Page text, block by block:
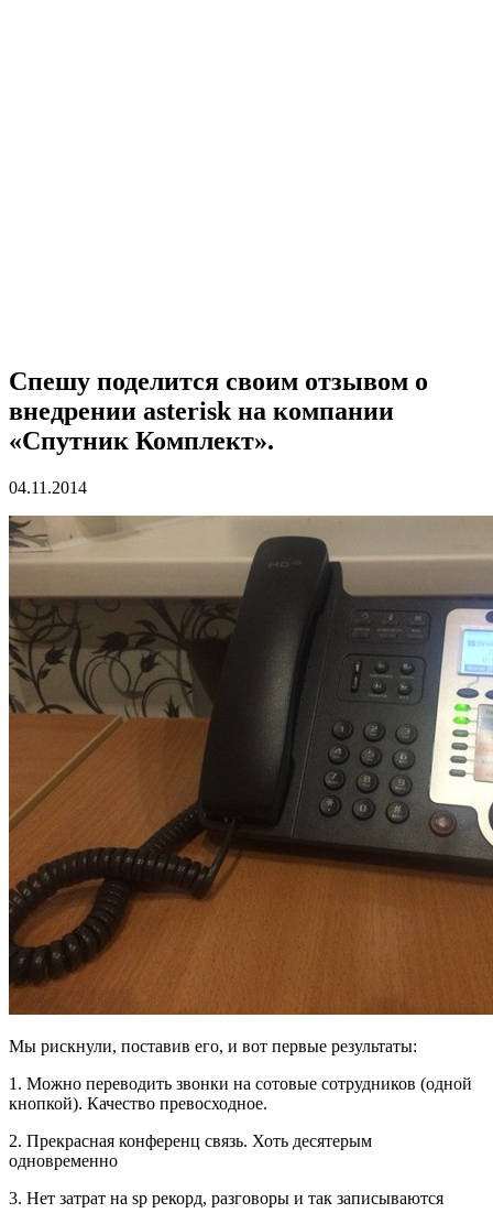
Спешу поделится своим отзывом о
внедрении asterisk на компании
«Спутник Комплект».
04.11.2014
Мы рискнули, поставив его, и вот первые результаты:
1. Можно переводить звонки на сотовые сотрудников (одной
кнопкой). Качество превосходное.
2. Прекрасная конференц связь. Хоть десятерым
одновременно
3. Нет затрат на sp рекорд, разговоры и так записываются